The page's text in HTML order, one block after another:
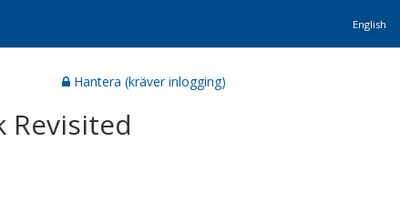
English
Hantera (kräver inlogging)
Revisited